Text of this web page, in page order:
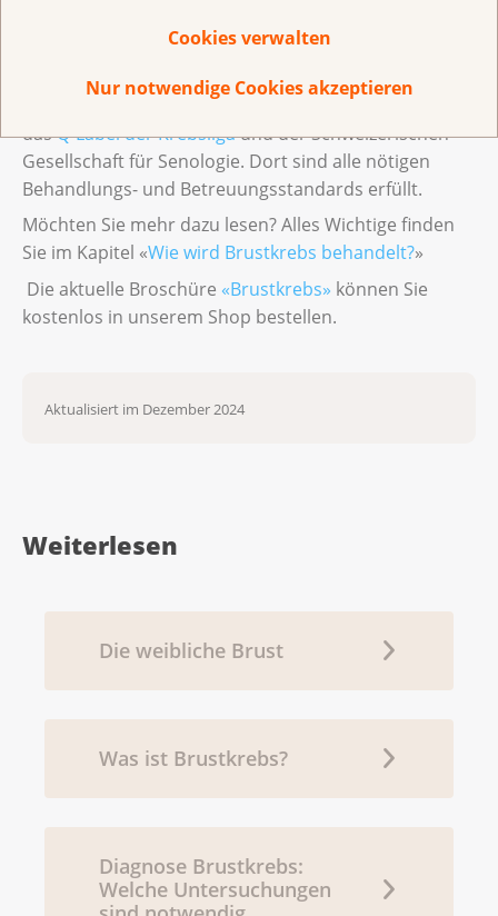
Cookies verwalten
Nur notwendige Cookies akzeptieren
Lassen Sie sich, wenn möglich, in einem Brustzentrum
mit einem Qualitätslabel behandeln. Brustzentren,
die bestimmte Qualitätskriterien erfüllen, erhalten
dasQ-Label der Krebsligaund der Schweizerischen
Gesellschaft für Senologie. Dort sind alle nötigen
Behandlungs- und Betreuungsstandards erfüllt.
Möchten Sie mehr dazu lesen? Alles Wichtige finden
Sie im Kapitel «Wie wird Brustkrebs behandelt?»
Die aktuelle Broschüre «Brustkrebs» können Sie
kostenlos in unserem Shop bestellen.
Aktualisiert im Dezember 2024
Weiterlesen
Die weibliche Brust
Was ist Brustkrebs?
Diagnose Brustkrebs:
Welche Untersuchungen